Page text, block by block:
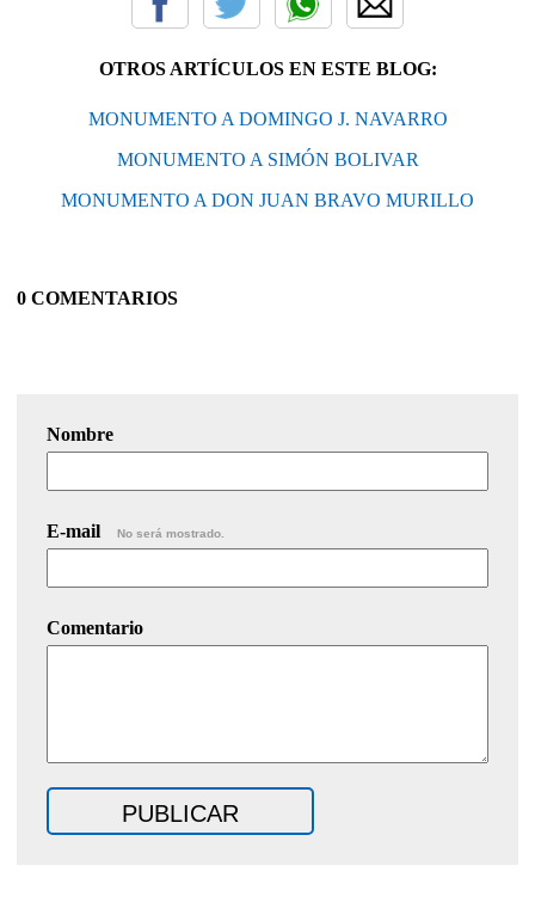
OTROS ARTÍCULOS EN ESTE BLOG:
MONUMENTO A DOMINGO J. NAVARRO
MONUMENTO A SIMÓN BOLIVAR
MONUMENTO A DON JUAN BRAVO MURILLO
0 COMENTARIOS
Nombre
E-mail No será mostrado.
Comentario